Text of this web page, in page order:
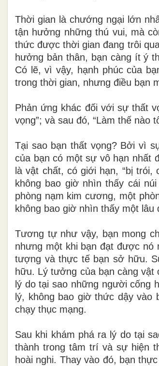
Thời gian là chướng ngại lớn
tận hưởng những thú vui, mà
thức được thời gian đang trôi
hưởng bản thân, bạn càng ít ý
Có lẽ, vì vậy, hạnh phúc của
trong thời gian, nhưng điều bạn
Phản ứng khác đối với sự thất
vọng”; và sau đó, “Làm thế nào
Tại sao bạn thất vọng? Bởi vì
của bạn có một sự vô hạn nhất
là vật chất, có giới hạn, “bị
không bao giờ nhìn thấy cái
phòng nạm kim cương, một
không bao giờ nhìn thấy một lâu
Tương tự như vậy, bạn mong
nhưng một khi bạn đạt được
tượng và thực tế bạn sở hữu.
hữu. Lý tưởng của bạn càng
lý do tại sao những người cống
lý, không bao giờ thức dậy vào
chạy thục mạng.
Sau khi khám phá ra lý do tại
thành trong tâm trí và sự hiện
hoài nghi. Thay vào đó, bạn